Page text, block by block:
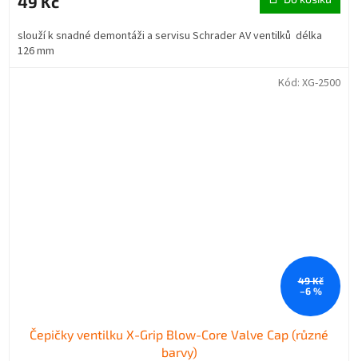
slouží k snadné demontáži a servisu Schrader AV ventilků délka
126 mm
49 Kč
–6 %
Čepičky ventilku X-Grip Blow-Core Valve Cap (různé
barvy)
Kód: XG-2500